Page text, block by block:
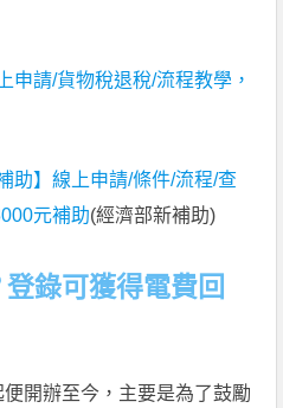
申請/貨物稅退稅/流程教學，
助】線上申請/條件/流程/查
元補助(經濟部新補助)
錄可獲得電費回
便開辦至今，主要是為了鼓勵